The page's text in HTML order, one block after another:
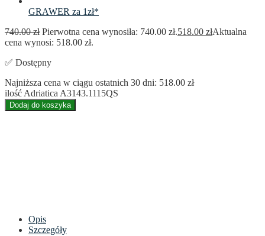
GRAWER za 1zł*
740.00zł Pierwotna cena wynosiła: 740.00 zł.518.00 złAktualna
cena wynosi: 518.00 zł.
✅ Dostępny
Najniższa cena w ciągu ostatnich 30 dni: 518.00 zł
ilość Adriatica A3143.1115QS
Dodaj do koszyka
Opis
Szczegóły